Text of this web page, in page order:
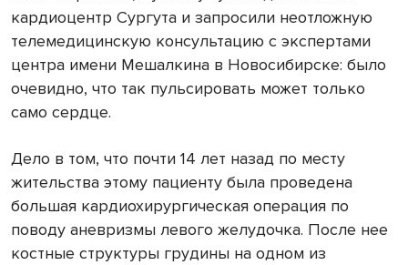
кардиоцентр Сургута и запросили неотложную
телемедицинскую консультацию с экспертами
центра имени Мешалкина в Новосибирске: было
очевидно, что так пульсировать может только
само сердце.
Дело в том, что почти 14 лет назад по месту
жительства этому пациенту была проведена
большая кардиохирургическая операция по
поводу аневризмы левого желудочка. После нее
костные структуры грудины на одном из